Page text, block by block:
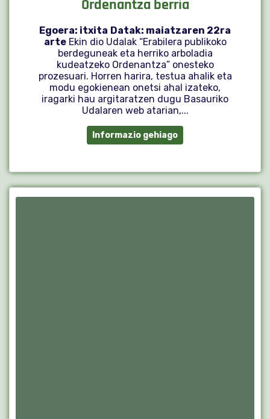
Ordenantza berria
Egoera: itxita Datak: maiatzaren 22ra
arteEkin dio Udalak “Erabilera publikoko
berdeguneak eta herriko arboladia
kudeatzeko Ordenantza” onesteko
prozesuari. Horren harira, testua ahalik eta
modu egokienean onetsi ahal izateko,
iragarki hau argitaratzen dugu Basauriko
Udalaren web atarian,...
Informazio gehiago